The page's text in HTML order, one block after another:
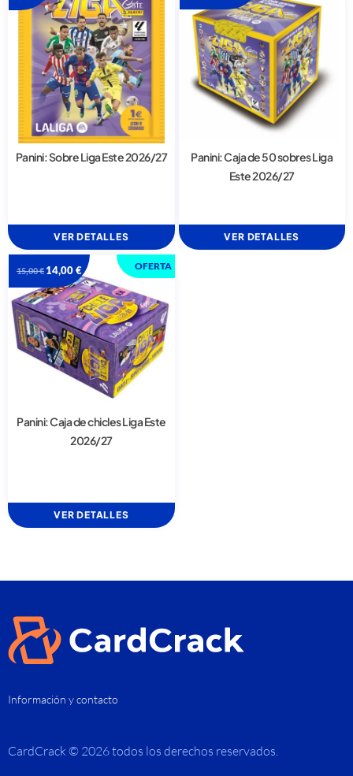
Panini: Sobre Liga Este 2026/27
VER DETALLES
Panini: Caja de 50 sobres Liga
Este 2026/27
VER DETALLES
OFERTA
15,00€ 14,00€
Panini: Caja de chicles Liga Este
2026/27
VER DETALLES
Información y contacto
CardCrack © 2026 todos los derechos reservados.